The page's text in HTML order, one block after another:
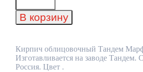
облицовочный
Тандем
мм
В корзину
Кирпич облицовочный Тандем
Изготавливается на заводе Тандем.
Россия. Цвет .